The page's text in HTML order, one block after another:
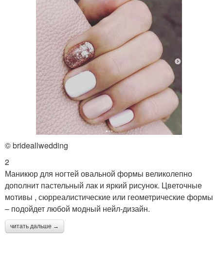
© brideallwedding
2
Маникюр для ногтей овальной формы великолепно
дополнит пастельный лак и яркий рисунок. Цветочные
мотивы , сюрреалистические или геометрические формы
– подойдет любой модный нейл-дизайн.
читать дальше →